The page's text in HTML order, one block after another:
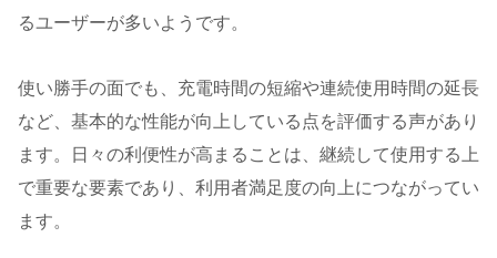
るユーザーが多いようです。
使い勝手の面でも、充電時間の短縮や連続使用時間の延長
など、基本的な性能が向上している点を評価する声があり
ます。日々の利便性が高まることは、継続して使用する上
で重要な要素であり、利用者満足度の向上につながってい
ます。